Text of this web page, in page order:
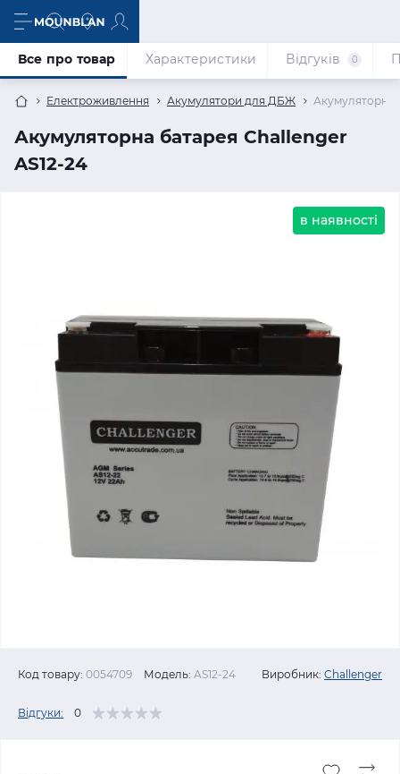
Електроживлення Акумулятори для ДБЖ Акумуляторна
Акумуляторна батарея Challenger
AS12-24
Все про товар Характеристики Відгуків 0
в наявності
Код товару: 0054709 Модель: AS12-24 Виробник: Challenger
Відгуки: 0